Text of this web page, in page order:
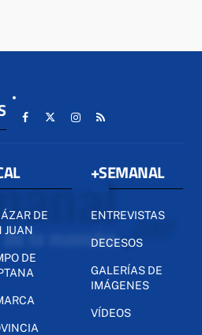
DE
JUAN
DE
+SEMANAL
ENTREVISTAS
DECESOS
GALERÍAS DE
IMÁGENES
VÍDEOS